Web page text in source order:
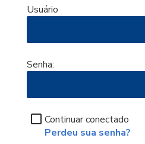
Usuário
Senha:
Continuar conectado
Perdeu sua senha?